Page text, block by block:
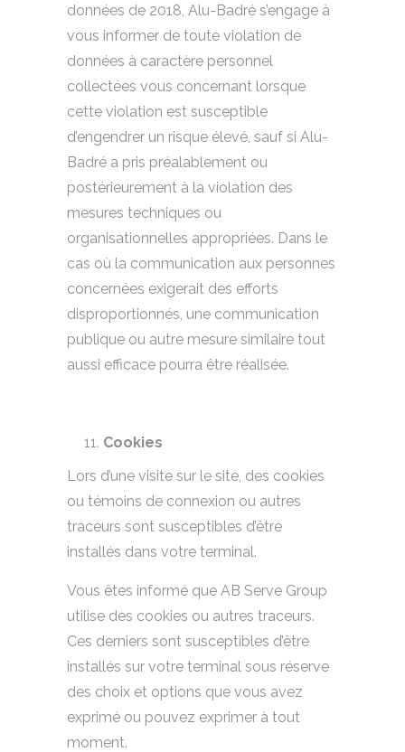
données de 2018, Alu-Badré s’engage à
vous informer de toute violation de
données à caractère personnel
collectées vous concernant lorsque
cette violation est susceptible
d’engendrer un risque élevé, sauf si Alu-
Badré a pris préalablement ou
postérieurement à la violation des
mesures techniques ou
organisationnelles appropriées. Dans le
cas où la communication aux personnes
concernées exigerait des efforts
disproportionnés, une communication
publique ou autre mesure similaire tout
aussi efficace pourra être réalisée.
Cookies
Lors d’une visite sur le site, des cookies
ou témoins de connexion ou autres
traceurs sont susceptibles d’être
installés dans votre terminal.
Vous êtes informé que AB Serve Group
utilise des cookies ou autres traceurs.
Ces derniers sont susceptibles d’être
installés sur votre terminal sous réserve
des choix et options que vous avez
exprimé ou pouvez exprimer à tout
moment.